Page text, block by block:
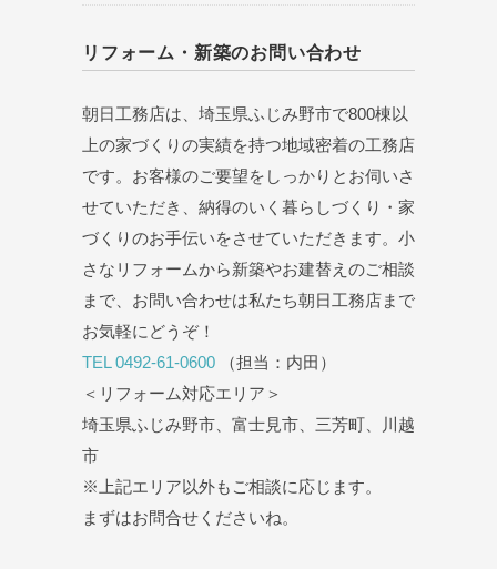
リフォーム・新築のお問い合わせ
朝日工務店は、埼玉県ふじみ野市で800棟以
上の家づくりの実績を持つ地域密着の工務店
です。お客様のご要望をしっかりとお伺いさ
せていただき、納得のいく暮らしづくり・家
づくりのお手伝いをさせていただきます。小
さなリフォームから新築やお建替えのご相談
まで、お問い合わせは私たち朝日工務店まで
お気軽にどうぞ！
TEL 0492-61-0600 （担当：内田）
＜リフォーム対応エリア＞
埼玉県ふじみ野市、富士見市、三芳町、川越
市
※上記エリア以外もご相談に応じます。
まずはお問合せくださいね。